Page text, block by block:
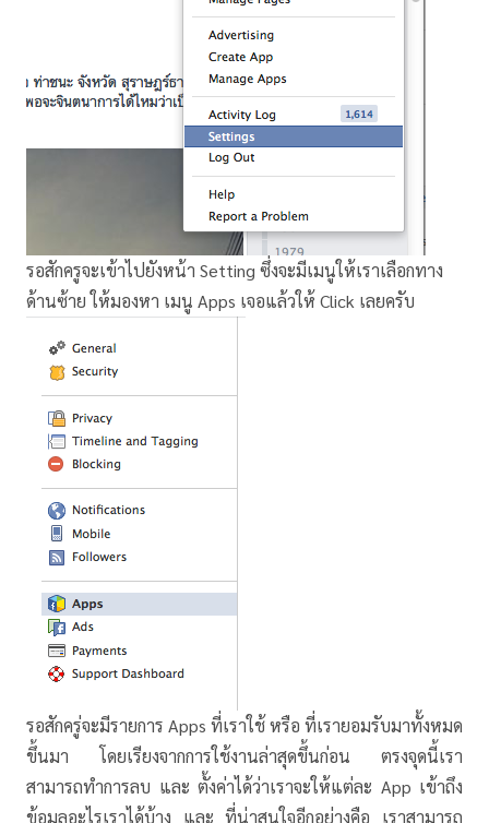
รอสักครูจะเข้าไปยังหน้า Setting ซึ่งจะมีเมนูให้เราเลือกทาง
ด้านซ้าย ให้มองหา เมนู Apps เจอแล้วให้ Click เลยครับ
รอสักครู่จะมีรายการ Apps ที่เราใช้ หรือ ที่เรายอมรับมาทั้งหมด
ขึ้นมา โดยเรียงจากการใช้งานล่าสุดขึ้นก่อน ตรงจุดนี้เรา
สามารถทำการลบ และ ตั้งค่าได้ว่าเราจะให้แต่ละ App เข้าถึง
ข้อมูลอะไรเราได้บ้าง และ ที่น่าสนใจอีกอย่างคือ เราสามารถ